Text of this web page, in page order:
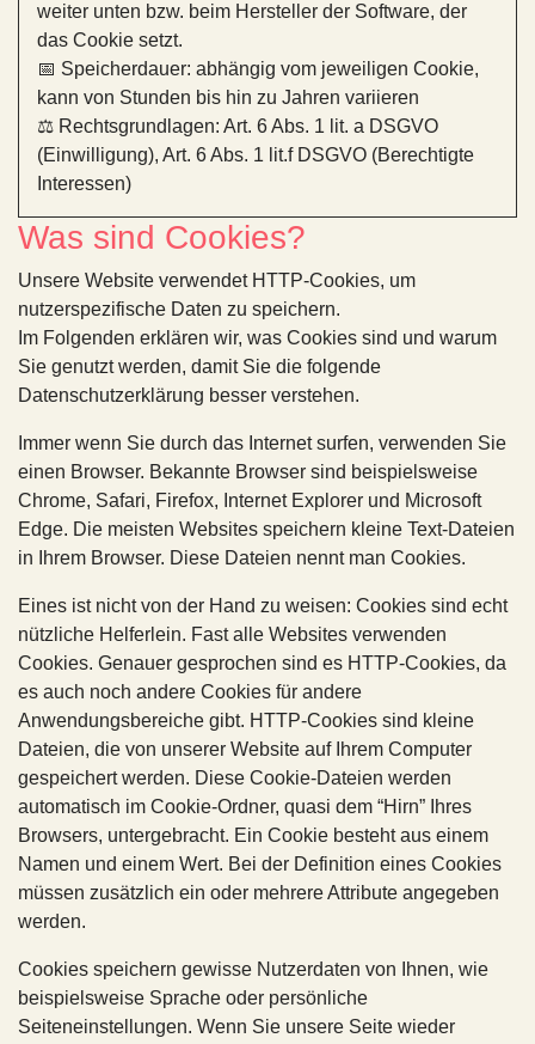
weiter unten bzw. beim Hersteller der Software, der
das Cookie setzt.
📅 Speicherdauer: abhängig vom jeweiligen Cookie,
kann von Stunden bis hin zu Jahren variieren
⚖️ Rechtsgrundlagen: Art. 6 Abs. 1 lit. a DSGVO
(Einwilligung), Art. 6 Abs. 1 lit.f DSGVO (Berechtigte
Interessen)
Was sind Cookies?
Unsere Website verwendet HTTP-Cookies, um
nutzerspezifische Daten zu speichern.
Im Folgenden erklären wir, was Cookies sind und warum
Sie genutzt werden, damit Sie die folgende
Datenschutzerklärung besser verstehen.
Immer wenn Sie durch das Internet surfen, verwenden Sie
einen Browser. Bekannte Browser sind beispielsweise
Chrome, Safari, Firefox, Internet Explorer und Microsoft
Edge. Die meisten Websites speichern kleine Text-Dateien
in Ihrem Browser. Diese Dateien nennt man Cookies.
Eines ist nicht von der Hand zu weisen: Cookies sind echt
nützliche Helferlein. Fast alle Websites verwenden
Cookies. Genauer gesprochen sind es HTTP-Cookies, da
es auch noch andere Cookies für andere
Anwendungsbereiche gibt. HTTP-Cookies sind kleine
Dateien, die von unserer Website auf Ihrem Computer
gespeichert werden. Diese Cookie-Dateien werden
automatisch im Cookie-Ordner, quasi dem “Hirn” Ihres
Browsers, untergebracht. Ein Cookie besteht aus einem
Namen und einem Wert. Bei der Definition eines Cookies
müssen zusätzlich ein oder mehrere Attribute angegeben
werden.
Cookies speichern gewisse Nutzerdaten von Ihnen, wie
beispielsweise Sprache oder persönliche
Seiteneinstellungen. Wenn Sie unsere Seite wieder